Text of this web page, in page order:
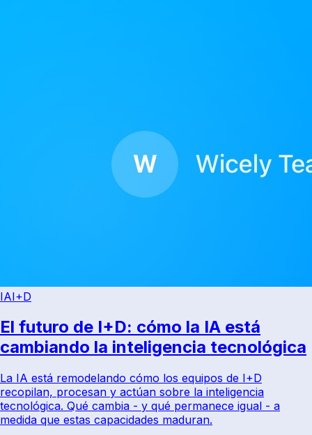
IAI+D
El futuro de I+D: cómo la IA está
cambiando la inteligencia tecnológica
La IA está remodelando cómo los equipos de I+D
recopilan, procesan y actúan sobre la inteligencia
tecnológica. Qué cambia - y qué permanece igual - a
medida que estas capacidades maduran.